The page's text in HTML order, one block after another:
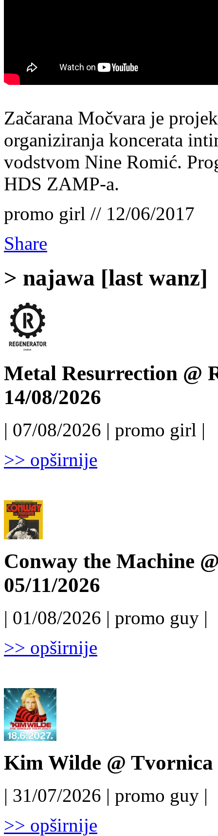
Začarana Močvara je
organiziranja koncerata
vodstvom Nine Romić.
HDS ZAMP-a.
promo girl // 12/06/2017
Share
> najawa [last wanz]
Metal Resurrection @
14/08/2026
| 07/08/2026 | promo girl |
>> opširnije
Conway the Machine
05/11/2026
| 01/08/2026 | promo guy |
>> opširnije
Kim Wilde @ Tvornica
| 31/07/2026 | promo guy |
>> opširnije